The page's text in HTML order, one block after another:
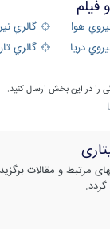
هوايي
گالري
دريايي
گالري
در این بخش ارسال کنید.
مرتبط و مقالات